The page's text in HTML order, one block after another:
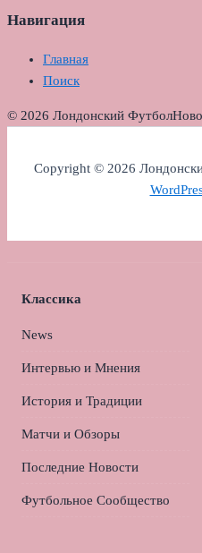
Навигация
Главная
Поиск
© 2026 Лондонский Футбол
Copyright © 2026
Классика
News
Интервью и Мнения
История и Традиции
Матчи и Обзоры
Последние Новости
Футбольное Сообщество